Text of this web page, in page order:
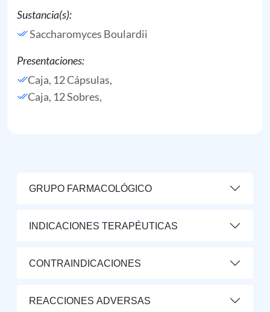
Sustancia(s):
Saccharomyces Boulardii
Presentaciones:
Caja, 12 Cápsulas,
Caja, 12 Sobres,
GRUPO FARMACOLÓGICO
INDICACIONES TERAPÉUTICAS
CONTRAINDICACIONES
REACCIONES ADVERSAS